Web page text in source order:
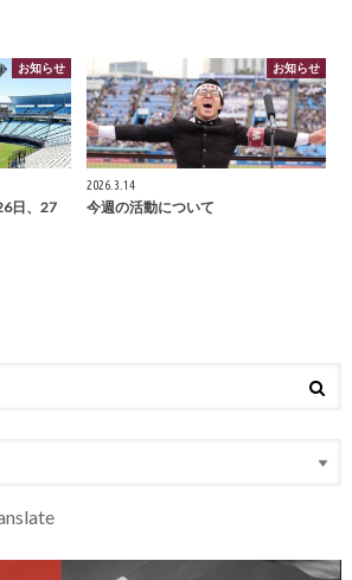
お知らせ
日、27
お知らせ
2026.3.14
今週の活動について